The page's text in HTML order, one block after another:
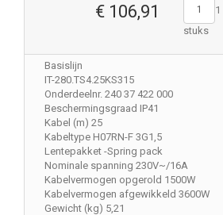
€ 106,91
1
stuks
Basislijn
IT-280.TS4.25KS315
Onderdeelnr. 240 37 422 000
Beschermingsgraad IP41
Kabel (m) 25
Kabeltype H07RN-F 3G1,5
Lentepakket -Spring pack
Nominale spanning 230V~/16A
Kabelvermogen opgerold 1500W
Kabelvermogen afgewikkeld 3600W
Gewicht (kg) 5,21